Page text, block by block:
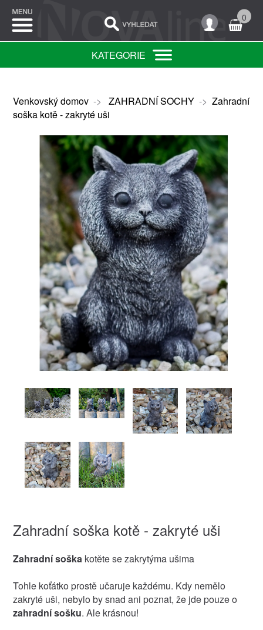
0
KATEGORIE
Venkovský domov-> ZAHRADNÍ SOCHY-> Zahradní
soška kotě - zakryté uši
Zahradní soška kotě - zakryté uši
Zahradní soškakotěte se zakrytýma ušima
Tohle koťátko prostě učaruje každému. Kdy nemělo
zakryté uši, nebylo by snad ani poznat, že jde pouze o
zahradní sošku. Ale krásnou!